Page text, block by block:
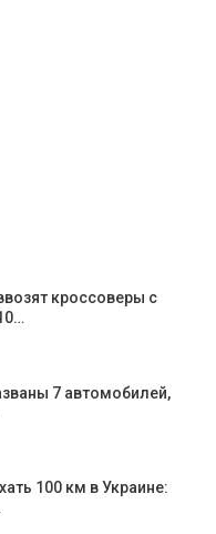
кроссоверы с
7 автомобилей,
100 км в Украине: